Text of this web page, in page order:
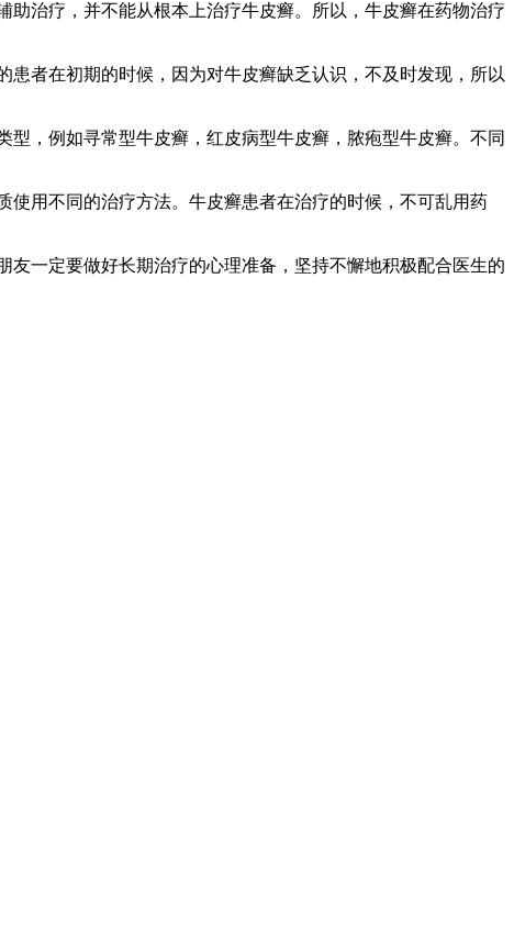
治疗，并不能从根本上治疗牛皮癣。所以，牛皮癣在药物治疗
者在初期的时候，因为对牛皮癣缺乏认识，不及时发现，所以
，例如寻常型牛皮癣，红皮病型牛皮癣，脓疱型牛皮癣。不同
用不同的治疗方法。牛皮癣患者在治疗的时候，不可乱用药
一定要做好长期治疗的心理准备，坚持不懈地积极配合医生的